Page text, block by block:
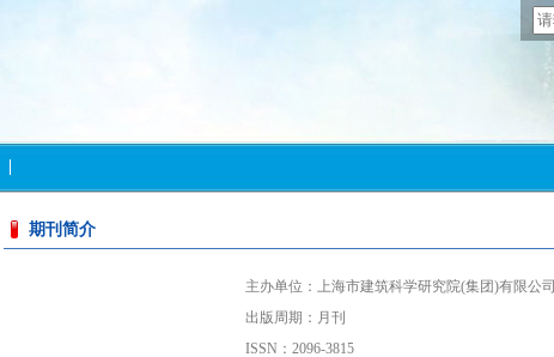
期刊简介
主办单位：上海市建筑科学研究院(集团)有限公司
出版周期：月刊
ISSN：2096-3815